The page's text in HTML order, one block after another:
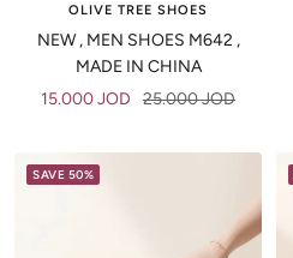
OLIVE TREE SHOES
NEW , MEN SHOES M642 ,
MADE IN CHINA
Sale
15.000 JOD
Regular
25.000 JOD
SAVE 50%